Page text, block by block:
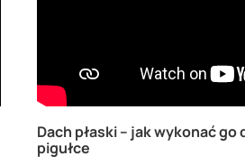
Dach płaski – jak wykonać go
pigułce